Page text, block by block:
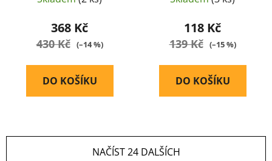
368 Kč
430 Kč (–14 %)
DO KOŠÍKU
118 Kč
139 Kč (–15 %)
DO KOŠÍKU
NAČÍST 24 DALŠÍCH